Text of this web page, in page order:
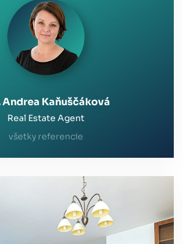
Andrea Kaňuščáková
Real Estate Agent
všetky referencie